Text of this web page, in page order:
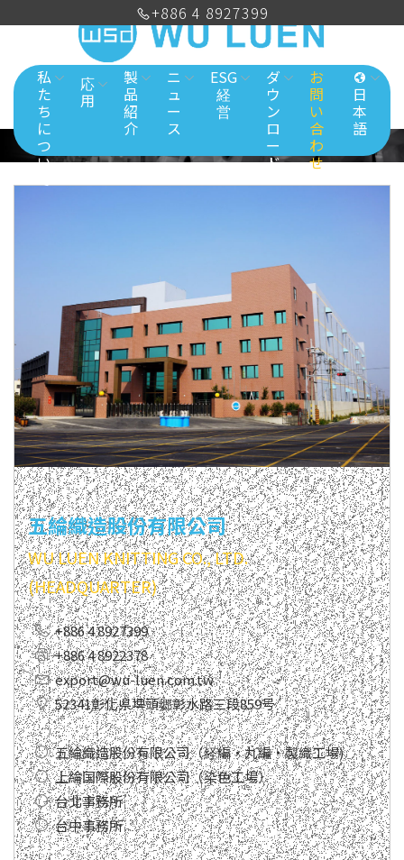
私
た
ち
に
つ
い
て
応
用
製
品
紹
介
ニ
ュ
ー
ス
ESG
経
営
ダ
ウ
ン
ロ
ー
ド
お
問
い
合
わ
せ
日
本
語
五綸織造股份有限公司
WU LUEN KNITTING CO., LTD.
(HEADQUARTER)
+886 4 8927399
+886 4 8922378
export@wu-luen.com.tw
52341彰化県埤頭郷彰水路三段859号
五綸織造股份有限公司（経編・丸編・製織工場)
上綸国際股份有限公司（染色工場）
台北事務所
台中事務所
+886 4 8927399